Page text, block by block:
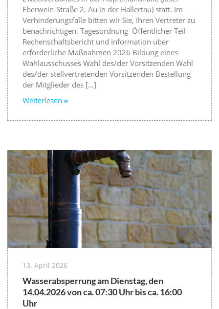
Eberwein-Straße 2, Au in der Hallertau) statt. Im
Verhinderungsfalle bitten wir Sie, Ihren Vertreter zu
benachrichtigen. Tagesordnung Öffentlicher Teil
Rechenschaftsbericht und Information über
erforderliche Maßnahmen 2026 Bildung eines
Wahlausschusses Wahl des/der Vorsitzenden Wahl
des/der stellvertretenden Vorsitzenden Bestellung
der Mitglieder des […]
Weiterlesen
13. April 2026
Wasserabsperrung am Dienstag, den
14.04.2026 von ca. 07:30 Uhr bis ca. 16:00
Uhr